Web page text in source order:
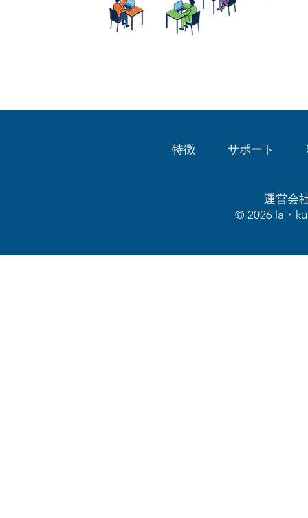
特徴 サポート
運営
© 2026 la・